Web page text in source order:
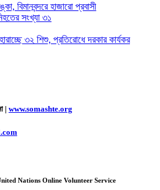
বিমানবন্দরে হাজারো প্রবাসী
সংখ্যা ৩১
৩২ শিশু, প্রতিরোধে দরকার কার্যকর
| www.somashte.org
Nations Online Volunteer Service